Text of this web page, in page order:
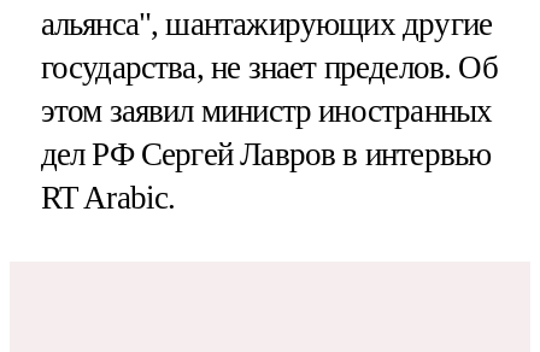
альянса", шантажирующих другие
государства, не знает пределов. Об
этом заявил министр иностранных
дел РФ Сергей Лавров в интервью
RT Arabic.